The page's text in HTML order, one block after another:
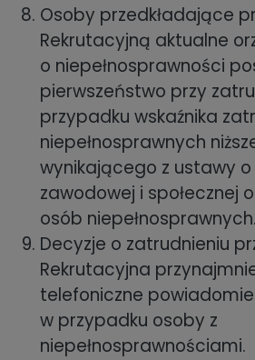
Osoby przedkładające
Rekrutacyjną aktualne
o niepełnosprawności
pierwszeństwo przy
przypadku wskaźnika
niepełnosprawnych
wynikającego z ustawy
zawodowej i społecznej
osób niepełnosprawnych.
Decyzje o zatrudnieniu
Rekrutacyjna
telefoniczne
w przypadku osoby z
niepełnosprawnościami.